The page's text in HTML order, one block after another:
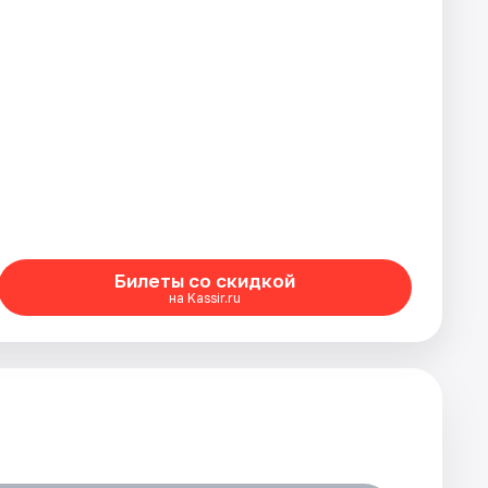
Билеты со скидкой
на Kassir.ru